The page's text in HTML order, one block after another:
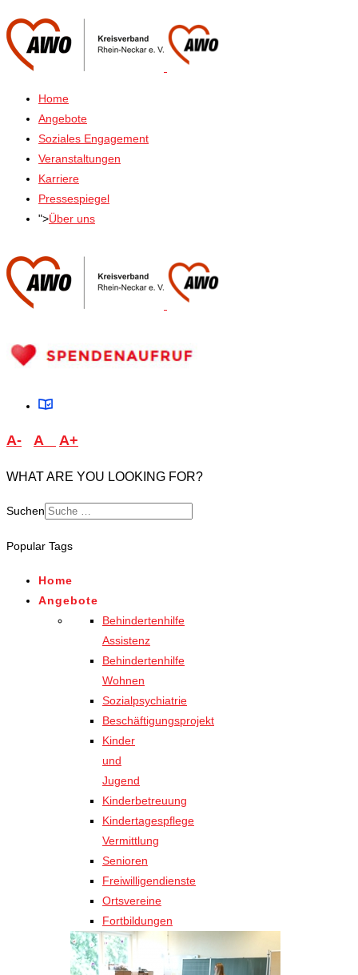
Home
Angebote
Soziales Engagement
Veranstaltungen
Karriere
Pressespiegel
">Über uns
A- A A+
WHAT ARE YOU LOOKING FOR?
Suchen
for results.
Popular Tags
Home
Angebote
Behindertenhilfe
Assistenz
Behindertenhilfe
Wohnen
Sozialpsychiatrie
Beschäftigungsprojekt
Kinder
und
Jugend
Kinderbetreuung
Kindertagespflege
Vermittlung
Senioren
Freiwilligendienste
Ortsvereine
Fortbildungen